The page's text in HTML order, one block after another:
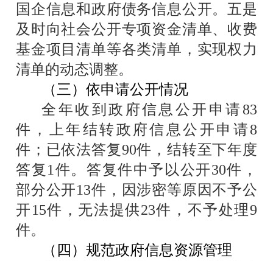
国企信息和政府债务信息公开。五是
及时向社会公开专项资金清单、收费
基金项目清单等各类清单，实现权力
清单的动态调整。
（三）依申请公开情况
全年收到政府信息公开申请83
件，上年结转政府信息公开申请8
件；已依法答复90件，结转至下年度
答复 1 件。答复件中予以公开30件，
部分公开13件，因涉密等原因不予公
开15件，无法提供23件，不予处理9
件。
（四）规范政府信息资源管理